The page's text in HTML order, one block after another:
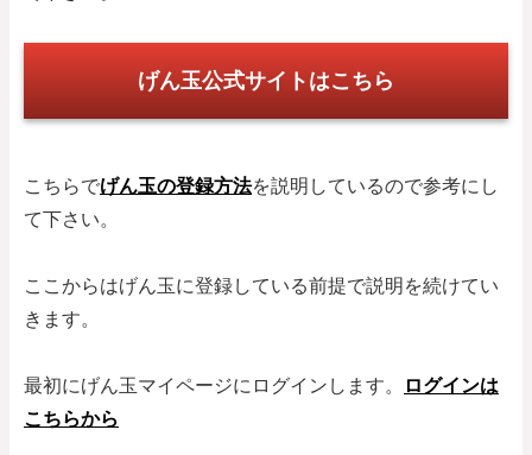
げん玉公式サイトはこちら
こちらでげん玉の登録方法を説明しているので参考にし
て下さい。
ここからはげん玉に登録している前提で説明を続けてい
きます。
最初にげん玉マイページにログインします。
ログインは
こちらから